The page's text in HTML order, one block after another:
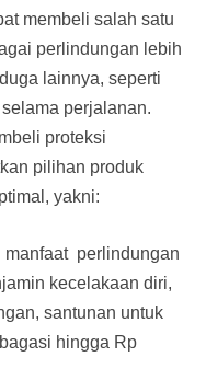
membeli salah satu
perlindungan lebih
lainnya, seperti
perjalanan.
proteksi
pilihan produk
yakni:
manfaat perlindungan
kecelakaan diri,
santunan untuk
hingga Rp